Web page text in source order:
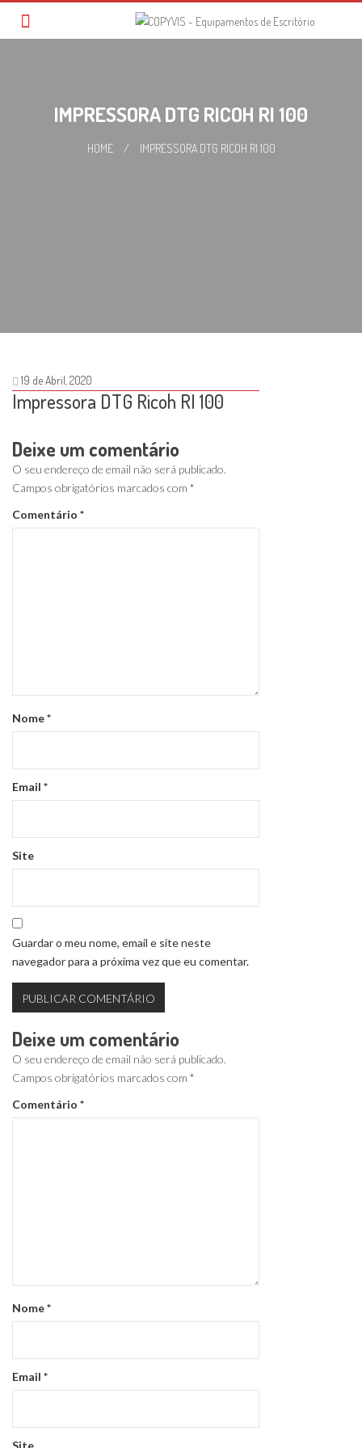
IMPRESSORA DTG RICOH RI 100
HOME / IMPRESSORA DTG RICOH RI 100
19 de Abril, 2020
Impressora DTG Ricoh RI 100
Deixe um comentário
O seu endereço de email não será publicado.
Campos obrigatórios marcados com *
Comentário *
Nome*
Email *
Site
Guardar o meu nome, email e site neste
navegador para a próxima vez que eu comentar.
Deixe um comentário
O seu endereço de email não será publicado.
Campos obrigatórios marcados com *
Comentário *
Nome*
Email *
Site